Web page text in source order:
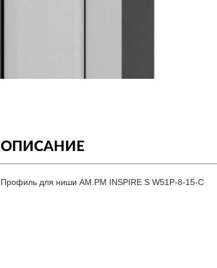
ОПИСАНИЕ
Профиль для ниши AM.PM INSPIRE S W51P-8-15-C